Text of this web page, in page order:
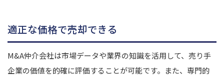
適正な価格で売却できる
M&A仲介会社は市場データや業界の知識を活用して、売り手
企業の価値を的確に評価することが可能です。また、専門的